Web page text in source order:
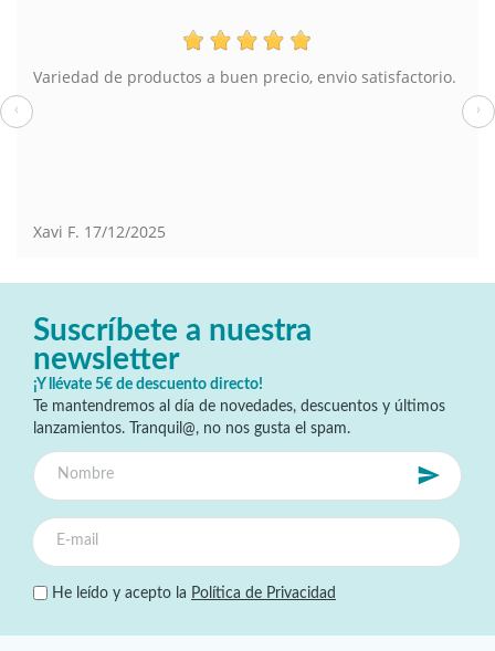
Variedad de productos a buen precio, envio satisfactorio.
Xavi F. 17/12/2025
‹ ›
Suscríbete a nuestra
newsletter
¡Y llévate 5€ de descuento directo!
Te mantendremos al día de novedades, descuentos y últimos
lanzamientos. Tranquil@, no nos gusta el spam.
He leído y acepto la Política de Privacidad